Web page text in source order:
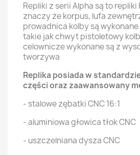
Repliki z serii Alpha są to repliki
znaczy że korpus, lufa
prowadnica kolby są
takie jak chwyt pistoletowy
celownicze wykonane są z
tworzywa
Replika posiada w
części oraz zaawansowany
- stalowe zębatki CNC 16:1
- aluminiowa głowica tłok CNC
- uszczelniana dysza CNC